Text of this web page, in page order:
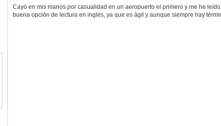
Cayó en mis manos por casualidad en un aeropuerto el primero y me he
buena opción de lectura en inglés, ya que es ágil y aunque siempre hay